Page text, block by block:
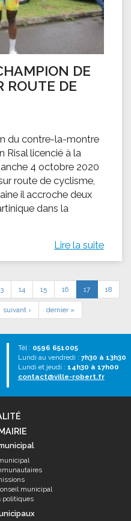
DE
ROUTE DE
du contre-la-montre
Risal licencié à la
4 octobre 2020
route de cyclisme,
il accroche deux
dans la
Lire la suite
14 15 16 17 18
suivant › dernier »
Tél : 0596 651005
Lundi au vendredi : 7h30 à 13h30
Lundi et jeudi : 14h30 à 17h00
contact@ville-robert.fr
municipal
politiques